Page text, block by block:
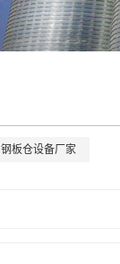
钢板仓设备厂家